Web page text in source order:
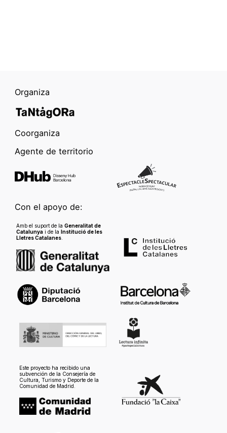
Organiza
Coorganiza
Agente de territorio
Con el apoyo de:
Amb el suport de la Generalitat de
Catalunyai de la Institució de les
Lletres Catalanes.
Este proyecto ha recibido una
subvención de la Consejería de
Cultura, Turismo y Deporte de la
Comunidad de Madrid.